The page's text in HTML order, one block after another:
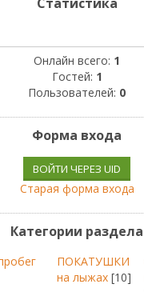
Онлайн всего: 1
Гостей: 1
Пользователей: 0
Форма входа
ВОЙТИ ЧЕРЕЗ UID
Старая форма входа
Категории раздела
ПОКАТУШКИ
на лыжах [10]